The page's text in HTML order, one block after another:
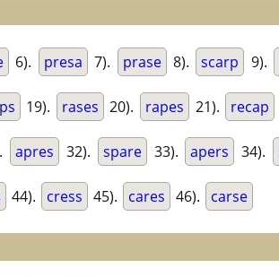
6). presa 7). prase 8). scarp 9).
19). rases 20). rapes 21). recap
apres 32). spare 33). apers 34).
44). cress 45). cares 46). carse